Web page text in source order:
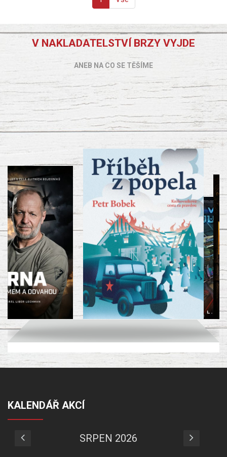
V NAKLADATELSTVÍ BRZY VYJDE
ANEB NA CO SE TĚŠÍME
KALENDÁŘ AKCÍ
SRPEN 2026